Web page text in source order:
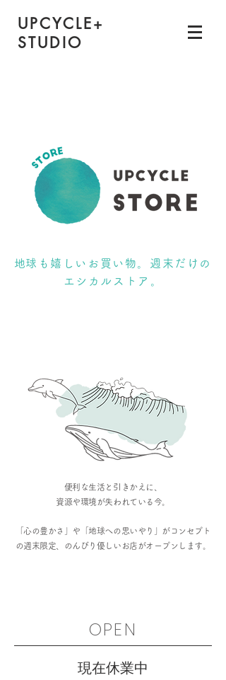
UPCYCLE+
STUDIO
​地球も嬉しいお買い物。週末だけの
エシカルストア。
便利な生活と引きかえに、
資源や環境が失われている今。
「心の豊かさ」や「地球への思いやり」がコンセプト
の週末限定、のんびり優しいお店がオープンします。
OPEN
​現在休業中